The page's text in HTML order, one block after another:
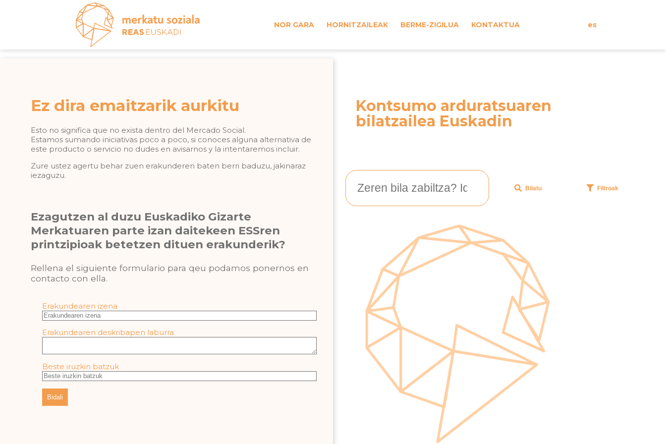
NOR GARA HORNITZAILEAK BERME-ZIGILUA KONTAKTUA es
Ez dira emaitzarik aurkitu
Esto no significa que no exista dentro del Mercado Social.
Estamos sumando iniciativas poco a poco, si conoces alguna alternativa de
este producto o servicio no dudes en avisarnos y la intentaremos incluir.
Zure ustez agertu behar zuen erakunderen baten berri baduzu, jakinaraz
iezaguzu.
Ezagutzen al duzu Euskadiko Gizarte
Merkatuaren parte izan daitekeen ESSren
printzipioak betetzen dituen erakunderik?
Rellena el siguiente formulario para qeu podamos ponernos en
contacto con ella.
Erakundearen izena
Erakundearen deskribapen laburra
Beste iruzkin batzuk
Kontsumo arduratsuaren
bilatzailea Euskadin
Bilatu Filtroak